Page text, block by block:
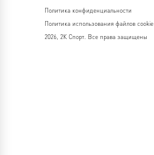
Политика конфиденциальности
Политика использования файлов cookie
2026, 2К Спорт. Все права защищены